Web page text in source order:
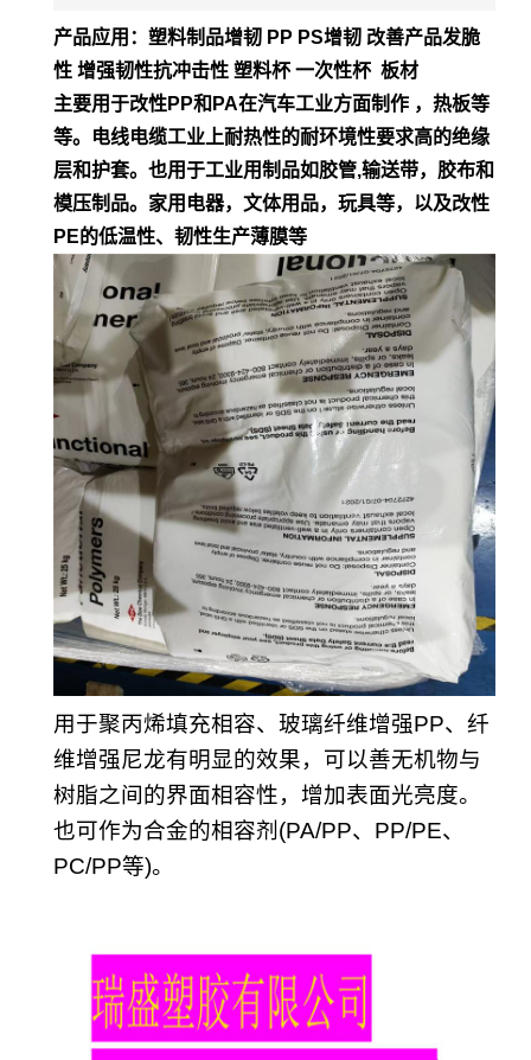
产品应用：塑料制品增韧 PP PS增韧 改善产品发脆
性 增强韧性抗冲击性 塑料杯 一次性杯 板材
主要用于改性PP和PA在汽车工业方面制作 ，热板等
等。电线电缆工业上耐热性的耐环境性要求高的绝缘
层和护套。也用于工业用制品如胶管,输送带，胶布和
模压制品。家用电器，文体用品，玩具等，以及改性
PE的低温性、韧性生产薄膜等
用于聚丙烯填充相容、玻璃纤维增强PP、纤
维增强尼龙有明显的效果，可以善无机物与
树脂之间的界面相容性，增加表面光亮度。
也可作为合金的相容剂(PA/PP、PP/PE、
PC/PP等)。